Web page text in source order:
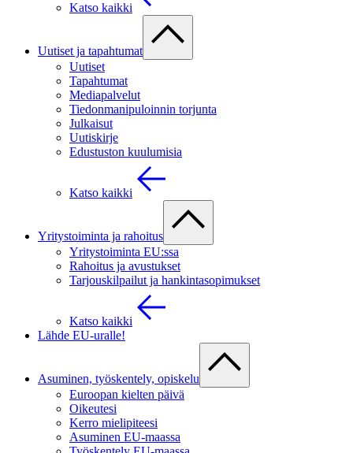
Katso kaikki
Uutiset ja tapahtumat
Uutiset
Tapahtumat
Mediapalvelut
Tiedonmanipuloinnin torjunta
Julkaisut
Uutiskirje
Edustuston kuulumisia
Katso kaikki
Yritystoiminta ja rahoitus
Yritystoiminta EU:ssa
Rahoitus ja avustukset
Tarjouskilpailut ja hankintasopimukset
Katso kaikki
Lähde EU-uralle!
Asuminen, työskentely, opiskelu
Euroopan kielten päivä
Oikeutesi
Kerro mielipiteesi
Asuminen EU-maassa